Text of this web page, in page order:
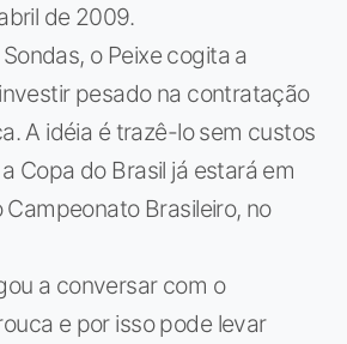
de 2009.
o Peixe cogita a
pesado na contratação
A idéia é trazê-lo sem custos
Copa do Brasil já estará em
Campeonato Brasileiro, no
a conversar com o
e por isso pode levar